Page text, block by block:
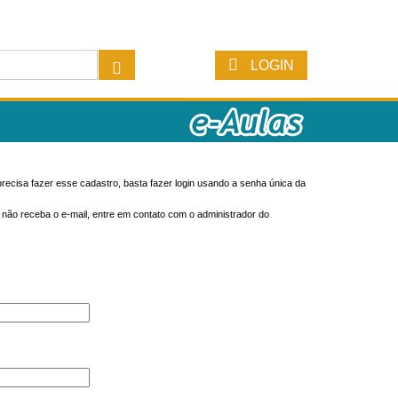
LOGIN
fazer esse cadastro, basta fazer login usando a senha única da
receba o e-mail, entre em contato com o administrador do